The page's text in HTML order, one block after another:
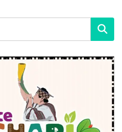
Buscar